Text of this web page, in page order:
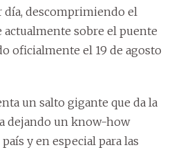
día, descomprimiendo el
sobre el puente
oficialmente el 19 de agosto
un salto gigante que da la
dejando un know-how
y en especial para las